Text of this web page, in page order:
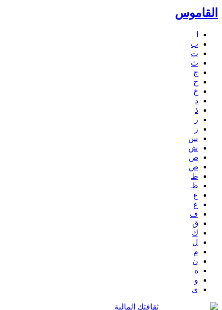
القاموس
ب
ت
ث
ج
ح
خ
د
ذ
ر
ز
س
ش
ص
ض
ط
ظ
ع
غ
ف
ق
ك
ل
م
ن
ه
و
ي
ثقافتك المالية